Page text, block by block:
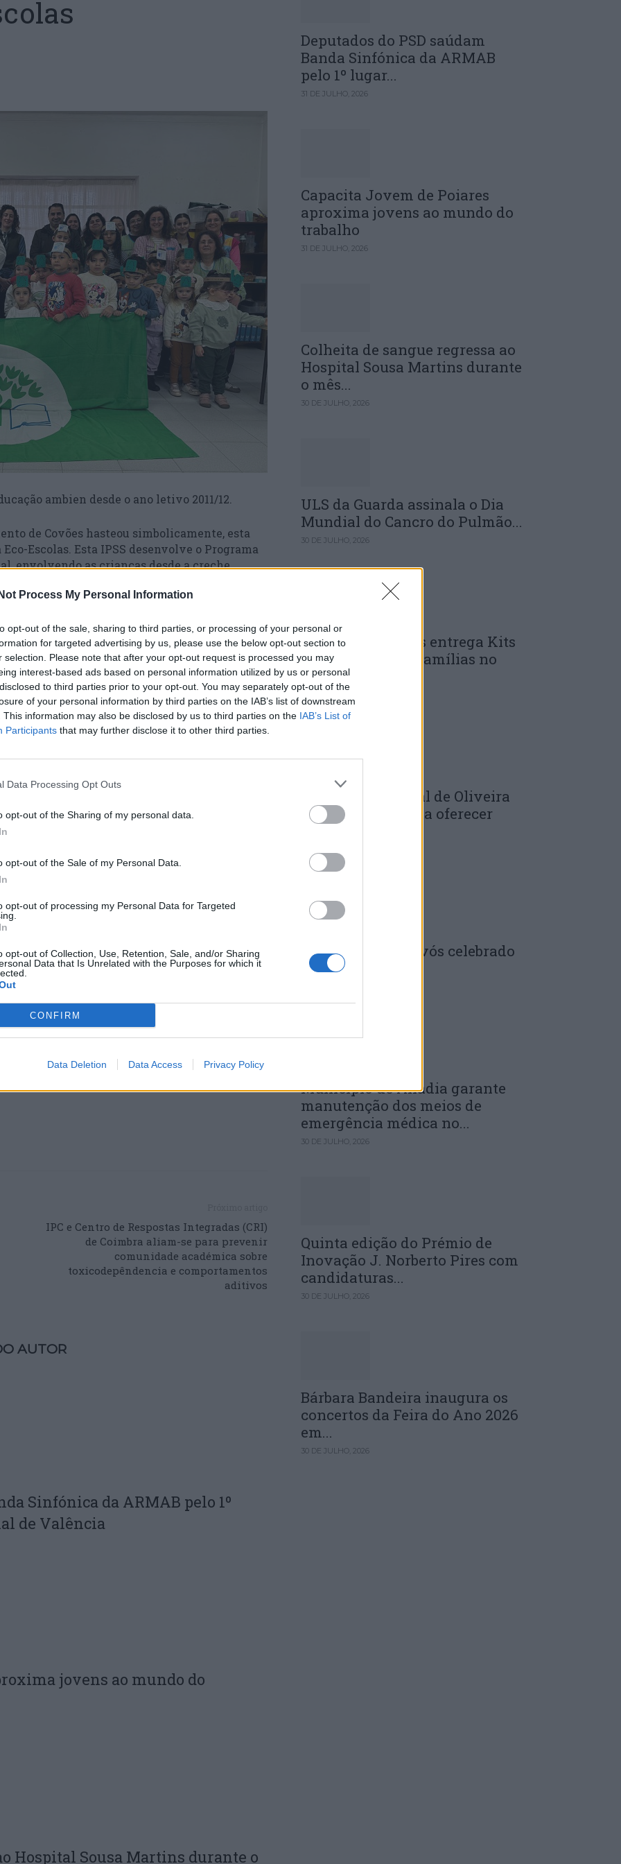
Process My Personal Information
opt-out of the sale, sharing to third parties, or processing of your personal or
for targeted advertising by us, please use the below opt-out section to
selection. Please note that after your opt-out request is processed you may
interest-based ads based on personal information utilized by us or personal
to third parties prior to your opt-out. You may separately opt-out of the
of your personal information by third parties on the IAB’s list of downstream
This information may also be disclosed by us to third parties on the IAB’s List of
Participants that may further disclose it to other third parties.
Data Processing Opt Outs
opt-out of the Sharing of my personal data.
opt-out of the Sale of my Personal Data.
opt-out of processing my Personal Data for Targeted
opt-out of Collection, Use, Retention, Sale, and/or Sharing
Data that Is Unrelated with the Purposes for which it
CONFIRM
Data Deletion Data Access Privacy Policy
ambien desde o ano letivo 2011/12.
de Covões hasteou simbolicamente, esta
Escolas. Esta IPSS desenvolve o Programa
envolvendo as crianças desde a creche,
potenciando as amenidades locais e a
nesta localidade.
Escolas numa verdadeira lógica
e seniores. Aliás, esse é também um dos
em torno de valores comuns e de
presidente da Câmara Municipal de
Cardoso.
representa o reconhecimento de um
dos anos, que promove a educação
ativa. O Município reconhece e valoriza
ativos de mudança, sendo a PRODECO
o futuro, cuidado do presente”.
ambiental desde o ano letivo 2011/12.
Anabela Miranda e Carolina Albuquerque
forma lúdica e criativa, dando um relevo
eco-escolas marcaram ainda
de Covões e Camarneira, Pedro
Filomena Miraldo, tendo ambos
ambiental e para a cidadania. As
dinamizaram um momento de sensibilização
IPC e Centro de Respostas Integradas (CRI)
de Coimbra aliam-se para prevenir
comunidade académica sobre
toxicodepêndencia e comportamentos
aditivos
AUTOR
Sinfónica da ARMAB pelo 1º
de Valência
jovens ao mundo do
Hospital Sousa Martins durante o
Deputados do PSD saúdam
Banda Sinfónica da ARMAB
pelo 1º lugar...
31 DE JULHO, 2026
Capacita Jovem de Poiares
aproxima jovens ao mundo do
trabalho
31 DE JULHO, 2026
Colheita de sangue regressa ao
Hospital Sousa Martins durante
o mês...
30 DE JULHO, 2026
ULS da Guarda assinala o Dia
Mundial do Cancro do Pulmão...
30 DE JULHO, 2026
Município de Góis entrega Kits
Comunitários às famílias no
âmbito do...
Câmara Municipal de Oliveira
do Hospital volta a oferecer
Penela: Dia dos Avós celebrado
em comunidade
Município de Anadia garante
manutenção dos meios de
emergência médica no...
30 DE JULHO, 2026
Quinta edição do Prémio de
Inovação J. Norberto Pires com
candidaturas...
30 DE JULHO, 2026
Bárbara Bandeira inaugura os
concertos da Feira do Ano 2026
em...
30 DE JULHO, 2026